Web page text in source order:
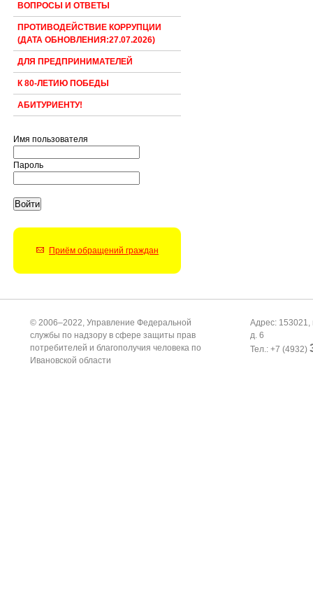
ВОПРОСЫ И ОТВЕТЫ
ПРОТИВОДЕЙСТВИЕ КОРРУПЦИИ
(ДАТА ОБНОВЛЕНИЯ:27.07.2026)
ДЛЯ ПРЕДПРИНИМАТЕЛЕЙ
К 80-ЛЕТИЮ ПОБЕДЫ
АБИТУРИЕНТУ!
Имя пользователя
Пароль
Приём обращений граждан
© 2006–2022, Управление Федеральной
службы по надзору в сфере защиты прав
потребителей и благополучия человека по
Ивановской области
Адрес: 153021,
д. 6
Тел.: +7 (4932)